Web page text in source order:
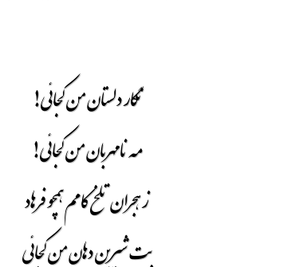
نگار دلستان من کجائی !
مه نامهربان من کجائی !
ز هجران تلخ کامم همچو فرهاد
بت شیرین دهان من کجائی